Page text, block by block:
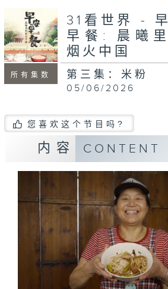
所有集数
31看世界 -
早餐: 晨曦
烟火中国
第三集：米粉
05/06/2026
您喜欢这个节目吗?
内容 CONTENT